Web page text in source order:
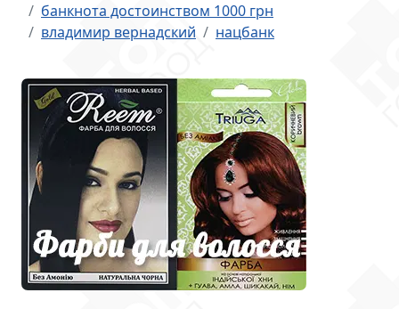
банкнота достоинством 1000 грн
владимир вернадский
нацбанк